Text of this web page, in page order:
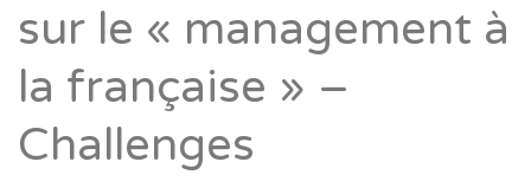
sur le « management à
la française » –
Challenges